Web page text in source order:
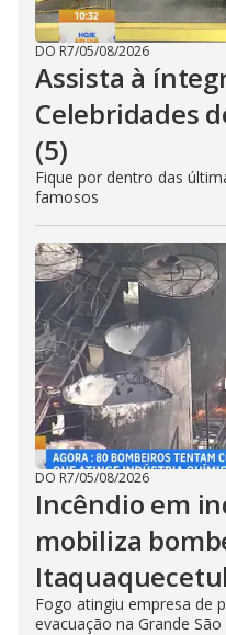
DO R7/05/08/2026
Assista à
Celebridades
(5)
Fique por dentro das
famosos
DO R7/05/08/2026
Incêndio em
mobiliza
Fogo atingiu empresa de
evacuação na Grande São